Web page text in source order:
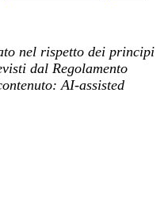
nel rispetto dei principi
dal Regolamento
AI-assisted